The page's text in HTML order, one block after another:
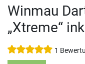
Winmau
„Xtreme“
1